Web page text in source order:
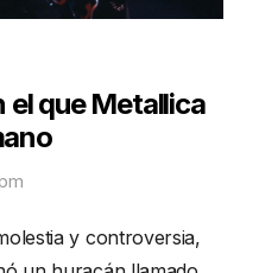
que Metallica
y controversia,